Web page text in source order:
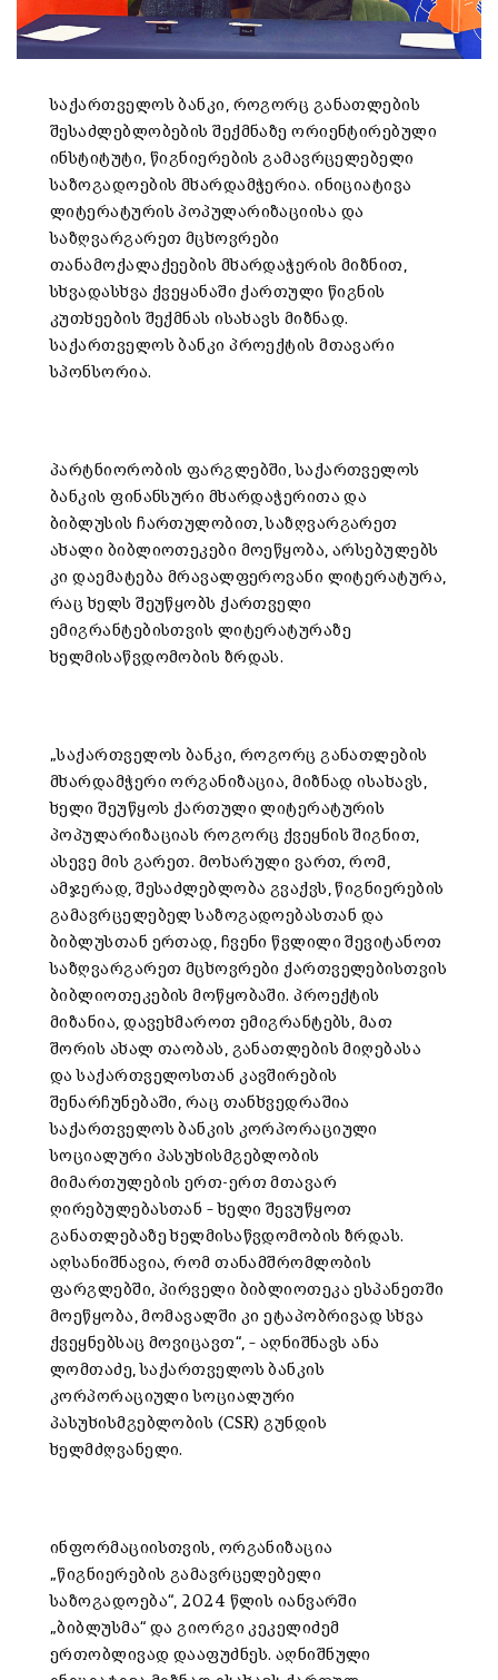
საქართველოს ბანკი, როგორც განათლების
შესაძლებლობების შექმნაზე ორიენტირებული
ინსტიტუტი, წიგნიერების გამავრცელებელი
საზოგადოების მხარდამჭერია. ინიციატივა
ლიტერატურის პოპულარიზაციისა და
საზღვარგარეთ მცხოვრები
თანამოქალაქეების მხარდაჭერის მიზნით,
სხვადასხვა ქვეყანაში ქართული წიგნის
კუთხეების შექმნას ისახავს მიზნად.
საქართველოს ბანკი პროექტის მთავარი
სპონსორია.
პარტნიორობის ფარგლებში, საქართველოს
ბანკის ფინანსური მხარდაჭერითა და
ბიბლუსის ჩართულობით, საზღვარგარეთ
ახალი ბიბლიოთეკები მოეწყობა, არსებულებს
კი დაემატება მრავალფეროვანი ლიტერატურა,
რაც ხელს შეუწყობს ქართველი
ემიგრანტებისთვის ლიტერატურაზე
ხელმისაწვდომობის ზრდას.
„საქართველოს ბანკი, როგორც განათლების
მხარდამჭერი ორგანიზაცია, მიზნად ისახავს,
ხელი შეუწყოს ქართული ლიტერატურის
პოპულარიზაციას როგორც ქვეყნის შიგნით,
ასევე მის გარეთ. მოხარული ვართ, რომ,
ამჯერად, შესაძლებლობა გვაქვს, წიგნიერების
გამავრცელებელ საზოგადოებასთან და
ბიბლუსთან ერთად, ჩვენი წვლილი შევიტანოთ
საზღვარგარეთ მცხოვრები ქართველებისთვის
ბიბლიოთეკების მოწყობაში. პროექტის
მიზანია, დავეხმაროთ ემიგრანტებს, მათ
შორის ახალ თაობას, განათლების მიღებასა
და საქართველოსთან კავშირების
შენარჩუნებაში, რაც თანხვედრაშია
საქართველოს ბანკის კორპორაციული
სოციალური პასუხისმგებლობის
მიმართულების ერთ-ერთ მთავარ
ღირებულებასთან – ხელი შევუწყოთ
განათლებაზე ხელმისაწვდომობის ზრდას.
აღსანიშნავია, რომ თანამშრომლობის
ფარგლებში, პირველი ბიბლიოთეკა ესპანეთში
მოეწყობა, მომავალში კი ეტაპობრივად სხვა
ქვეყნებსაც მოვიცავთ“, – აღნიშნავს ანა
ლომთაძე, საქართველოს ბანკის
კორპორაციული სოციალური
პასუხისმგებლობის (CSR) გუნდის
ხელმძღვანელი.
ინფორმაციისთვის, ორგანიზაცია
„წიგნიერების გამავრცელებელი
საზოგადოება“, 2024 წლის იანვარში
„ბიბლუსმა“ და გიორგი კეკელიძემ
ერთობლივად დააფუძნეს. აღნიშნული